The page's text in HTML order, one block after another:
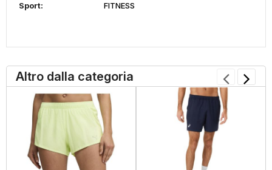
Sport:
FITNESS
Altro dalla categoria